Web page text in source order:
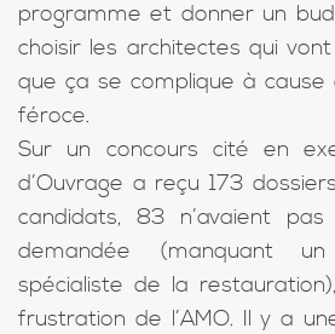
programme et donner un
choisir les architectes qui vont
que ça se complique à cause
féroce.
Sur un concours cité en
d’Ouvrage a reçu 173
candidats, 83 n’avaient pas
demandée (manquant
spécialiste de la
frustration de l’AMO. Il y a